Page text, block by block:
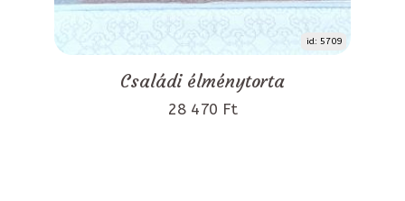
id: 5709
Családi élménytorta
28 470 Ft